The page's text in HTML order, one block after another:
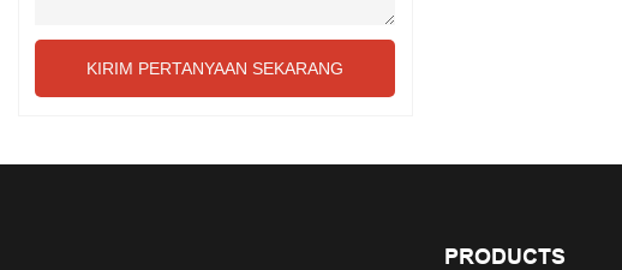
KIRIM PERTANYAAN SEKARANG
PRODUCTS